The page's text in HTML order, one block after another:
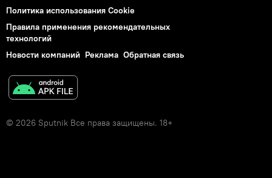
Политика использования Cookie
Правила применения рекомендательных
технологий
Новости компаний Реклама Обратная связь
© 2026 Sputnik Все права защищены. 18+